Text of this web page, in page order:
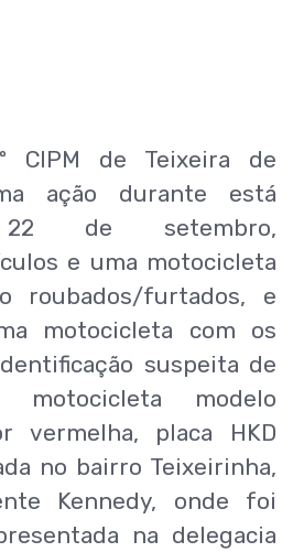
CIPM de Teixeira de
ação durante está
22 de setembro,
e uma motocicleta
roubados/furtados, e
motocicleta com os
suspeita de
motocicleta modelo
vermelha, placa HKD
no bairro Teixeirinha,
Kennedy, onde foi
na delegacia